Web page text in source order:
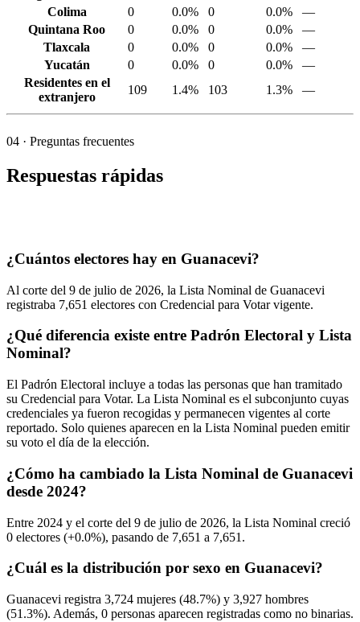
Colima
0 0.0% 0 0.0%
—
Quintana Roo
0 0.0% 0 0.0%
—
Tlaxcala
0 0.0% 0 0.0%
—
Yucatán
0 0.0% 0 0.0%
—
Residentes en el
extranjero
109 1.4% 103 1.3% —
04 · Preguntas frecuentes
Respuestas rápidas
¿Cuántos electores hay en Guanacevi?
Al corte del 9 de julio de 2026, la Lista Nominal de Guanacevi
registraba 7,651 electores con Credencial para Votar vigente.
¿Qué diferencia existe entre Padrón Electoral y Lista
Nominal?
El Padrón Electoral incluye a todas las personas que han tramitado
su Credencial para Votar. La Lista Nominal es el subconjunto cuyas
credenciales ya fueron recogidas y permanecen vigentes al corte
reportado. Solo quienes aparecen en la Lista Nominal pueden emitir
su voto el día de la elección.
¿Cómo ha cambiado la Lista Nominal de Guanacevi
desde 2024?
Entre 2024 y el corte del 9 de julio de 2026, la Lista Nominal creció
0 electores (+0.0%), pasando de 7,651 a 7,651.
¿Cuál es la distribución por sexo en Guanacevi?
Guanacevi registra 3,724 mujeres (48.7%) y 3,927 hombres
(51.3%). Además, 0 personas aparecen registradas como no binarias.